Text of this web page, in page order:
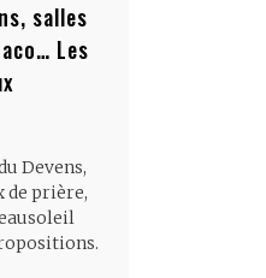
salles
Les
Devens,
de prière,